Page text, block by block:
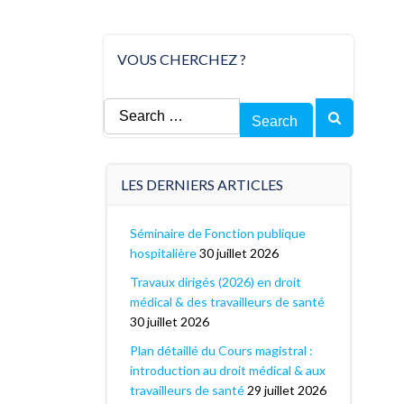
VOUS CHERCHEZ ?
Search
for:
LES DERNIERS ARTICLES
Séminaire de Fonction publique
hospitalière 30 juillet 2026
Travaux dirigés (2026) en droit
médical & des travailleurs de santé
30 juillet 2026
Plan détaillé du Cours magistral :
introduction au droit médical & aux
travailleurs de santé 29 juillet 2026